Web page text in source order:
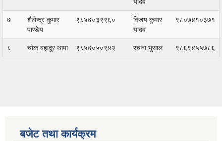
७
शैलेन्द्र कुमार
पाण्डेय
९८४७०३९९६०
विजय कुमार
यादव
९८०७४१०३७१
८ चोक बहादुर थापा ९८४७०५०९४२ रचना भुसाल ९८६९४५५७८६
बजेट तथा कार्यक्रम